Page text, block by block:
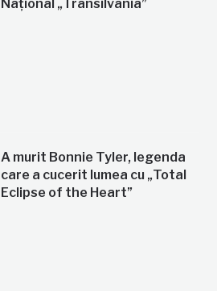
Național „Transilvania”
A murit Bonnie Tyler, legenda
care a cucerit lumea cu „Total
Eclipse of the Heart”